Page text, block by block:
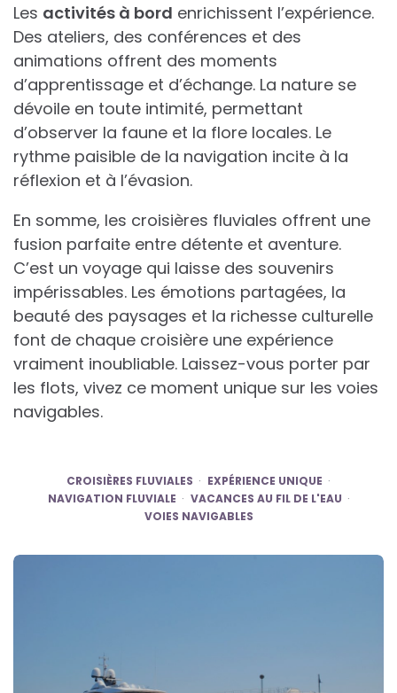
Les activités à bord enrichissent l’expérience.
Des ateliers, des conférences et des
animations offrent des moments
d’apprentissage et d’échange. La nature se
dévoile en toute intimité, permettant
d’observer la faune et la flore locales. Le
rythme paisible de la navigation incite à la
réflexion et à l’évasion.
En somme, les croisières fluviales offrent une
fusion parfaite entre détente et aventure.
C’est un voyage qui laisse des souvenirs
impérissables. Les émotions partagées, la
beauté des paysages et la richesse culturelle
font de chaque croisière une expérience
vraiment inoubliable. Laissez-vous porter par
les flots, vivez ce moment unique sur les voies
navigables.
CROISIÈRES FLUVIALES
EXPÉRIENCE UNIQUE
NAVIGATION FLUVIALE
VACANCES AU FIL DE L'EAU
VOIES NAVIGABLES
Post